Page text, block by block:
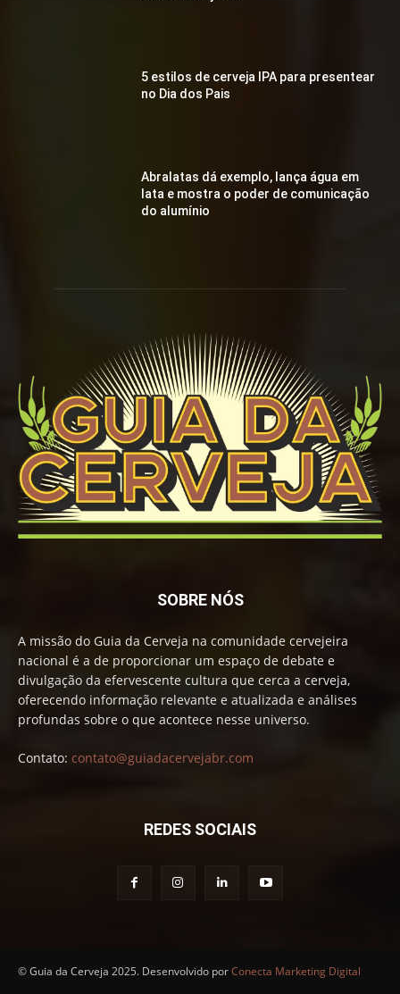
5 estilos de cerveja IPA para presentear
no Dia dos Pais
Abralatas dá exemplo, lança água em
lata e mostra o poder de comunicação
do alumínio
SOBRE NÓS
A missão do Guia da Cerveja na comunidade cervejeira
nacional é a de proporcionar um espaço de debate e
divulgação da efervescente cultura que cerca a cerveja,
oferecendo informação relevante e atualizada e análises
profundas sobre o que acontece nesse universo.
Contato: contato@guiadacervejabr.com
REDES SOCIAIS
© Guia da Cerveja 2025. Desenvolvido porConecta Marketing Digital